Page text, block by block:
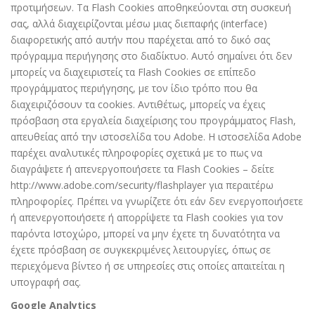
προτιμήσεων. Τα Flash Cookies αποθηκεύονται στη συσκευή
σας, αλλά διαχειρίζονται μέσω μιας διεπαφής (interface)
διαφορετικής από αυτήν που παρέχεται από το δικό σας
πρόγραμμα περιήγησης στο διαδίκτυο. Αυτό σημαίνει ότι δεν
μπορείς να διαχειριστείς τα Flash Cookies σε επίπεδο
προγράμματος περιήγησης, με τον ίδιο τρόπο που θα
διαχειριζόσουν τα cookies. Αντιθέτως, μπορείς να έχεις
πρόσβαση στα εργαλεία διαχείρισης του προγράμματος Flash,
απευθείας από την ιστοσελίδα του Adobe. Η ιστοσελίδα Adobe
παρέχει αναλυτικές πληροφορίες σχετικά με το πως να
διαγράψετε ή απενεργοποιήσετε τα Flash Cookies – δείτε
http://www.adobe.com/security/flashplayer για περαιτέρω
πληροφορίες. Πρέπει να γνωρίζετε ότι εάν δεν ενεργοποιήσετε
ή απενεργοποιήσετε ή απορρίψετε τα Flash cookies για τον
παρόντα Ιστοχώρο, μπορεί να μην έχετε τη δυνατότητα να
έχετε πρόσβαση σε συγκεκριμένες λειτουργίες, όπως σε
περιεχόμενα βίντεο ή σε υπηρεσίες στις οποίες απαιτείται η
υπογραφή σας.
Google Analytics